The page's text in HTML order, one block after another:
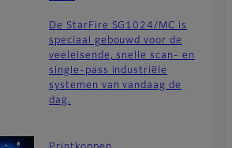
De StarFire SG1024/MC is
speciaal gebouwd voor de
veeleisende, snelle scan- en
single-pass industriële
systemen van vandaag de
dag.